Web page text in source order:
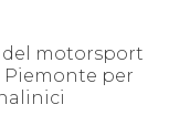
del motorsport
per